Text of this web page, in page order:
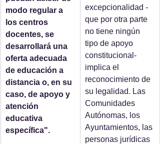
modo regular a
los centros
docentes, se
desarrollará una
oferta adecuada
de educación a
distancia o, en su
caso, de apoyo y
atención
educativa
específica".
excepcionalidad -
que por otra parte
no tiene ningún
tipo de apoyo
constitucional-
implica el
reconocimiento de
su legalidad. Las
Comunidades
Autónomas, los
Ayuntamientos, las
personas jurídicas